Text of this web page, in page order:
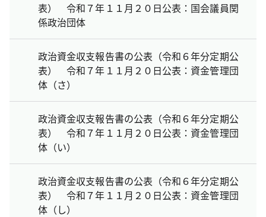
表） 令和７年１１月２０日公表：国会議員関
係政治団体
政治資金収支報告書の公表（令和６年分定期公
表） 令和７年１１月２０日公表：資金管理団
体（さ）
政治資金収支報告書の公表（令和６年分定期公
表） 令和７年１１月２０日公表：資金管理団
体（い）
政治資金収支報告書の公表（令和６年分定期公
表） 令和７年１１月２０日公表：資金管理団
体（し）